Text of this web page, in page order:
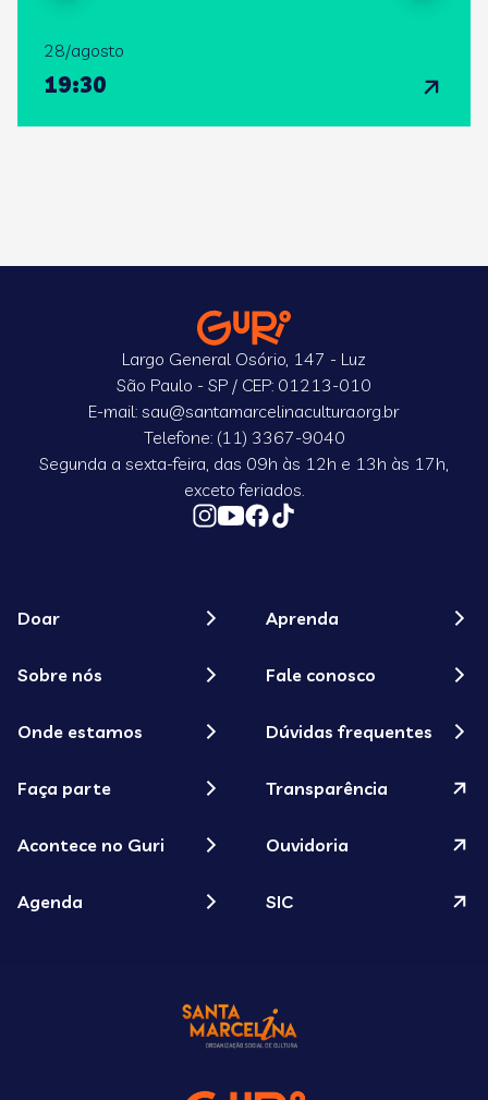
28/agosto
19:30
Largo General Osório, 147 - Luz
São Paulo - SP / CEP: 01213-010
E-mail: sau@santamarcelinacultura.org.br
Telefone: (11) 3367-9040
Segunda a sexta-feira, das 09h às 12h e 13h às 17h,
exceto feriados.
Doar
Sobre nós
Onde estamos
Faça parte
Acontece no Guri
Agenda
Aprenda
Fale conosco
Dúvidas frequentes
Transparência
Ouvidoria
SIC